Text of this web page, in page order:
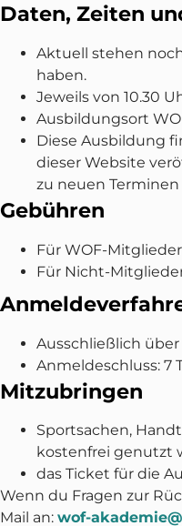
Daten, Zeiten
Aktuell stehen
haben.
Jeweils von 10.30
Ausbildungsort
Diese Ausbildung
dieser Website
zu neuen
Gebühren
Für WOF-
Für Nicht-
Ausschließlich
Anmeldeschluss: 7
Mitzubringen
Sportsachen,
kostenfrei genutzt
das Ticket für die
Wenn du Fragen zur
Mail an: wof-